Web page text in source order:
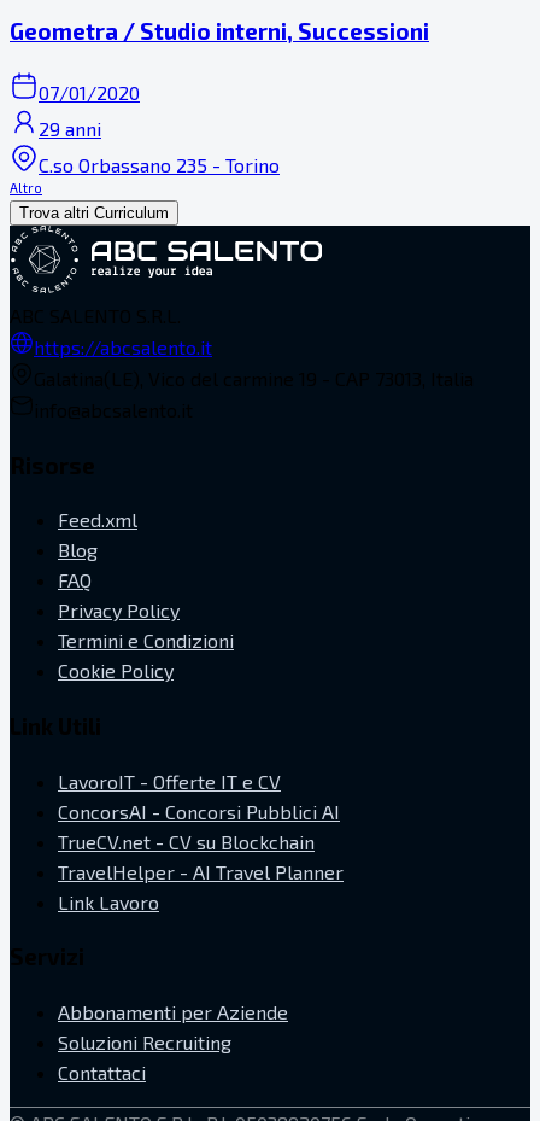
Geometra / Studio interni, Successioni
07/01/2020
29 anni
C.so Orbassano 235 - Torino
Altro
Trova altri Curriculum
https://abcsalento.it
Feed.xml
Blog
FAQ
Privacy Policy
Termini e Condizioni
Cookie Policy
LavoroIT - Offerte IT e CV
ConcorsAI - Concorsi Pubblici AI
TrueCV.net - CV su Blockchain
TravelHelper - AI Travel Planner
Link Lavoro
Abbonamenti per Aziende
Soluzioni Recruiting
Contattaci